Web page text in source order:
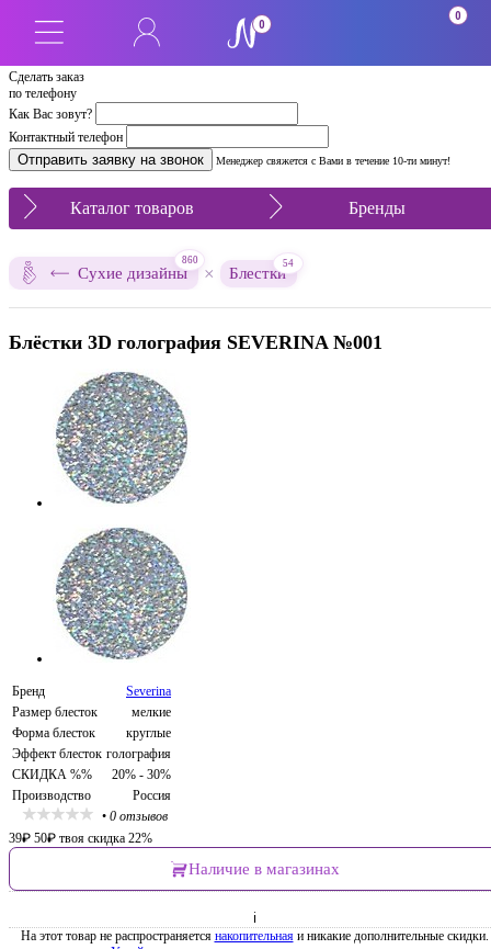
Сделать заказ
по телефону
Как Вас зовут?
Контактный телефон
Менеджер свяжется с Вами в течение 10-ти минут!
0
0
Каталог товаров Бренды
Сухие дизайны
860
× Блестки
54
Блёстки 3D голография SEVERINA №001
Бренд
Severina
Размер блесток
мелкие
Форма блесток
круглые
Эффект блесток голография
СКИДКА %%
20% - 30%
Производство
Россия
• 0 отзывов
39₽ 50₽ твоя скидка 22%
Наличие в магазинах
ℹ
На этот товар не распространяется накопительнаяи никакие дополнительные скидки.